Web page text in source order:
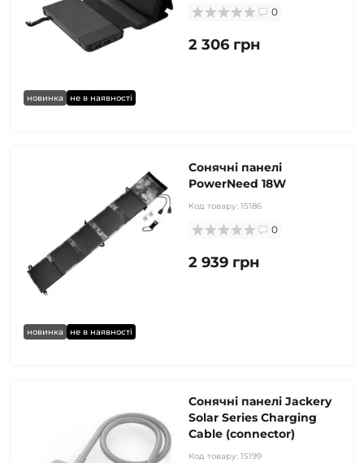
новинка не в наявності
0
2 306 грн
новинка не в наявності
Сонячні панелі
PowerNeed 18W
Код товару: 15186
0
2 939 грн
Сонячні панелі Jackery
Solar Series Charging
Cable (connector)
Код товару: 15199